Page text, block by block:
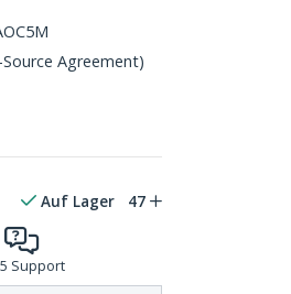
Agreement)
Auf Lager 47
Support